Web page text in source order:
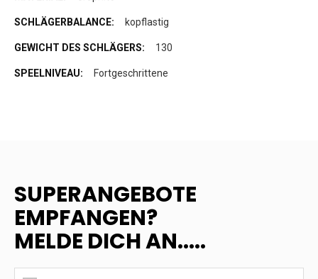
kopflastig
130
Fortgeschrittene
SUPERANGEBOTE
EMPFANGEN?
MELDE DICH AN.....